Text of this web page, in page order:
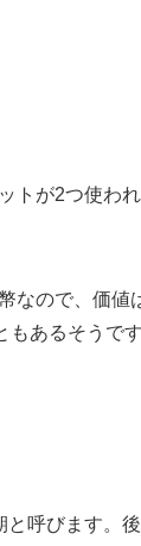
トが2つ使わ
なので、価値
あるそうです
呼びます。